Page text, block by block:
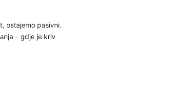
ostajemo pasivni.
– gdje je kriv